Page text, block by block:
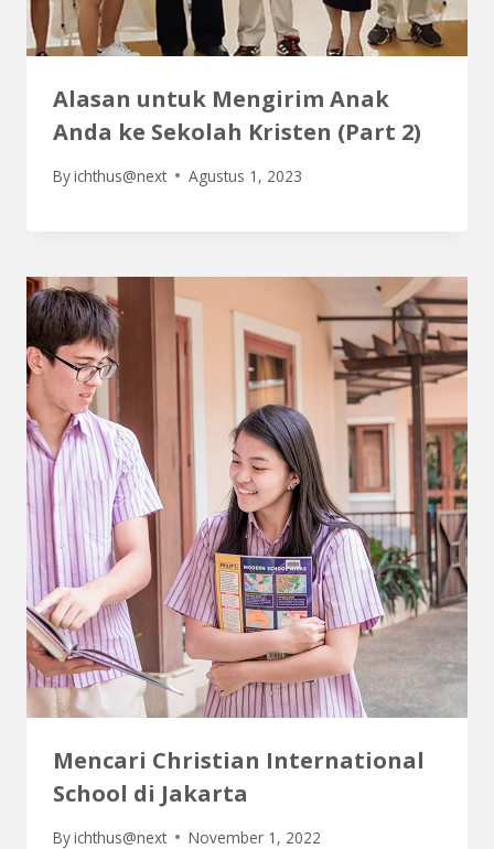
Alasan untuk Mengirim Anak
Anda ke Sekolah Kristen (Part 2)
Byichthus@next Agustus 1, 2023
Mencari Christian International
School di Jakarta
Byichthus@next November 1, 2022